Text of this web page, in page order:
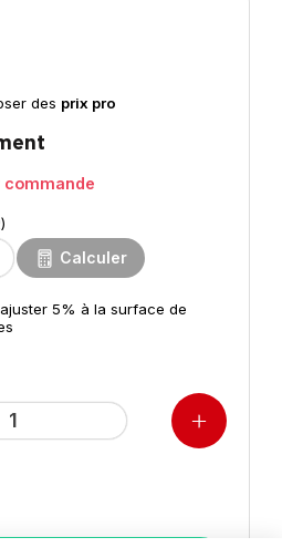
des prix pro
commande
Calculer
5% à la surface de